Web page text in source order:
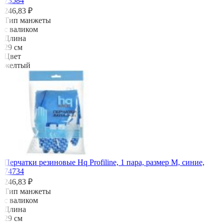
246,83 ₽
Тип манжеты
с валиком
Длина
29 см
Цвет
желтый
Перчатки резиновые Hq Profiline, 1 пара, размер M, синие,
74734
246,83 ₽
Тип манжеты
с валиком
Длина
29 см